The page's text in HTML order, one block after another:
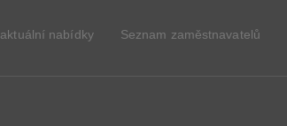
aktuální nabídky Seznam zaměstnavatelů